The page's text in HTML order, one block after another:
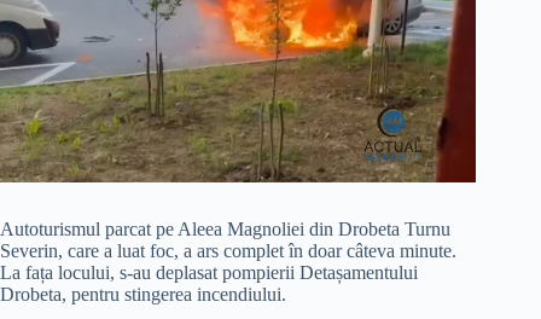
Autoturismul parcat pe Aleea Magnoliei din Drobeta Turnu
Severin, care a luat foc, a ars complet în doar câteva minute.
La fața locului, s-au deplasat pompierii Detașamentului
Drobeta, pentru stingerea incendiului.